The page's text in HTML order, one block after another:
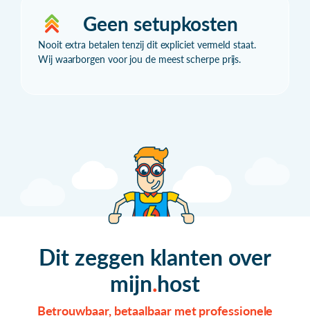
Geen setupkosten
Nooit extra betalen tenzij dit expliciet vermeld staat.
Wij waarborgen voor jou de meest scherpe prijs.
Dit zeggen klanten over
mijn host
Betrouwbaar, betaalbaar met professionele